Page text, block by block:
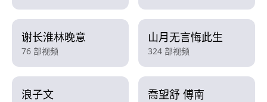
谢长淮林晚意
76 部视频
山月无言悔此生
324 部视频
浪子文 喬望舒 傅南